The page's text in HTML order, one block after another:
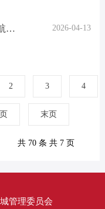
行
2026-04-13
2 3 4
末页
共 70 条 共 7 页
管理委员会